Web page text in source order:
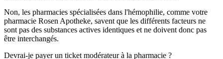
Non, les pharmacies spécialisées dans l'hémophilie, comme votre
pharmacie Rosen Apotheke, savent que les différents facteurs ne
sont pas des substances actives identiques et ne doivent donc pas
être interchangés.
Devrai-je payer un ticket modérateur à la pharmacie ?